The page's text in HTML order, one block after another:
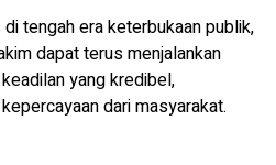
tengah era keterbukaan publik,
dapat terus menjalankan
yang kredibel,
dari masyarakat.